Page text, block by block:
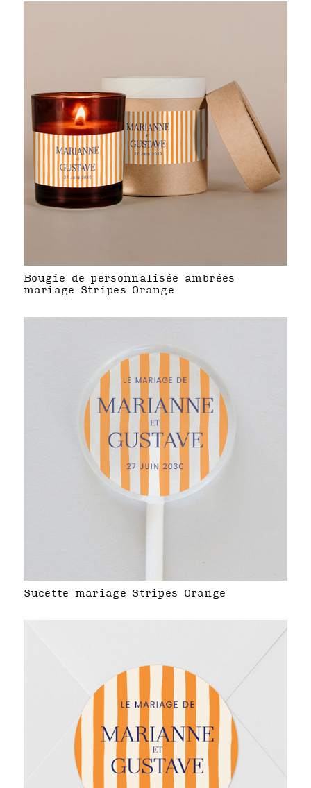
Bougie de personnalisée ambrées
mariage Stripes Orange
Sucette mariage Stripes Orange